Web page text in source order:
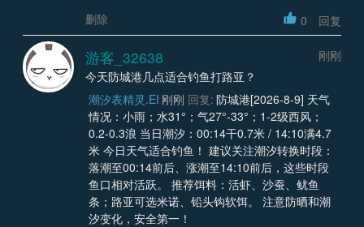
删除
0 回复
游客_32638
刚刚
今天防城港几点适合钓鱼打路亚？
潮汐表精灵.EI 刚刚 回复: 防城港[2026-8-9] 天气
情况：小雨；水31°；气27°-33°；1-2级西风；
0.2-0.3浪 当日潮汐：00:14干0.7米 / 14:10满4.7
米 今日天气适合钓鱼！ 建议关注潮汐转换时段：
落潮至00:14前后、涨潮至14:10前后，这些时段
鱼口相对活跃。 推荐饵料：活虾、沙蚕、鱿鱼
条；路亚可选米诺、铅头钩软饵。 注意防晒和潮
汐变化，安全第一！